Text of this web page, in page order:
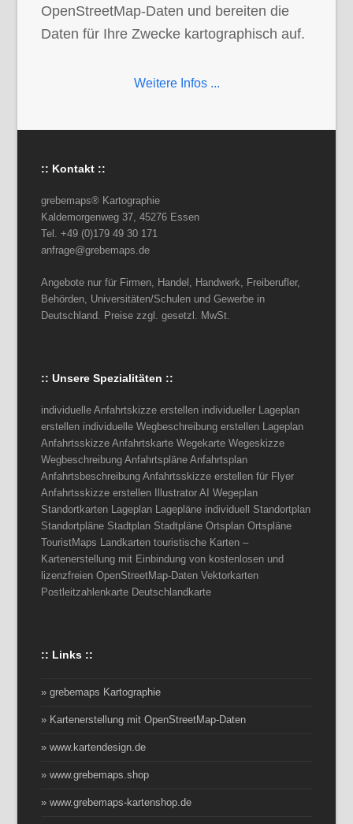
OpenStreetMap-Daten und bereiten die
Daten für Ihre Zwecke kartographisch auf.
Weitere Infos ...
:: Kontakt ::
grebemaps® Kartographie
Kaldemorgenweg 37, 45276 Essen
Tel. +49 (0)179 49 30 171
anfrage@grebemaps.de
Angebote nur für Firmen, Handel, Handwerk, Freiberufler,
Behörden, Universitäten/Schulen und Gewerbe in
Deutschland. Preise zzgl. gesetzl. MwSt.
:: Unsere Spezialitäten ::
individuelle Anfahrtskizze erstellen individueller Lageplan
erstellen individuelle Wegbeschreibung erstellen Lageplan
Anfahrtsskizze Anfahrtskarte Wegekarte Wegeskizze
Wegbeschreibung Anfahrtspläne Anfahrtsplan
Anfahrtsbeschreibung Anfahrtsskizze erstellen für Flyer
Anfahrtsskizze erstellen Illustrator AI Wegeplan
Standortkarten Lageplan Lagepläne individuell Standortplan
Standortpläne Stadtplan Stadtpläne Ortsplan Ortspläne
TouristMaps Landkarten touristische Karten –
Kartenerstellung mit Einbindung von kostenlosen und
lizenzfreien OpenStreetMap-Daten Vektorkarten
Postleitzahlenkarte Deutschlandkarte
:: Links ::
» grebemaps Kartographie
» Kartenerstellung mit OpenStreetMap-Daten
» www.kartendesign.de
» www.grebemaps.shop
» www.grebemaps-kartenshop.de